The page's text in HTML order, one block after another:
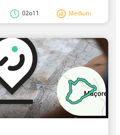
02o11 Medium